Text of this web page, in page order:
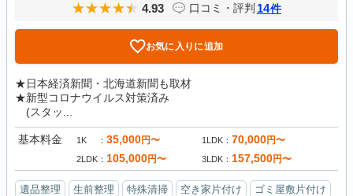
4.93 口コミ・評判 14件
お気に入りに追加
★日本経済新聞・北海道新聞も取材
★新型コロナウイルス対策済み
(スタッ...
基本料金 1K 35,000円〜 1LDK 70,000円〜
2LDK 105,000円〜 3LDK 157,500円〜
遺品整理 生前整理 特殊清掃 空き家片付け
ゴミ屋敷片付け